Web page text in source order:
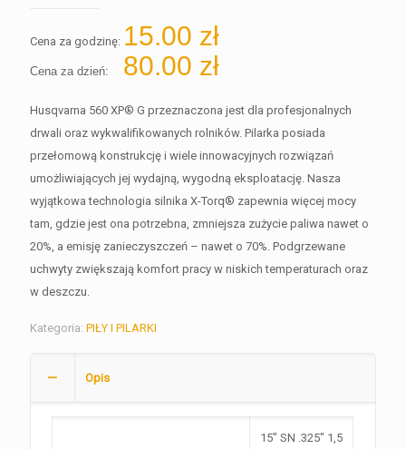
Cena za godzinę: 15.00 zł
Cena za dzień: 80.00 zł
Husqvarna 560 XP® G przeznaczona jest dla profesjonalnych
drwali oraz wykwalifikowanych rolników. Pilarka posiada
przełomową konstrukcję i wiele innowacyjnych rozwiązań
umożliwiających jej wydajną, wygodną eksploatację. Nasza
wyjątkowa technologia silnika X-Torq® zapewnia więcej mocy
tam, gdzie jest ona potrzebna, zmniejsza zużycie paliwa nawet o
20%, a emisję zanieczyszczeń – nawet o 70%. Podgrzewane
uchwyty zwiększają komfort pracy w niskich temperaturach oraz
w deszczu.
Kategoria: PIŁY I PILARKI
Opis
15″ SN .325″ 1,5